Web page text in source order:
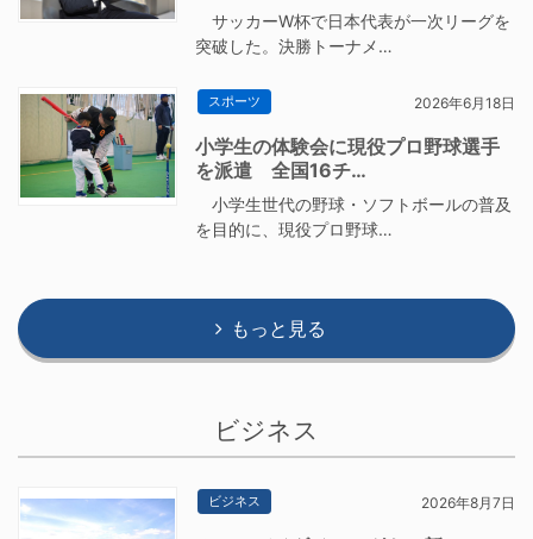
サッカーW杯で日本代表が一次リーグを
突破した。決勝トーナメ…
スポーツ 2026年6月18日
小学生の体験会に現役プロ野球選手
を派遣 全国16チ…
小学生世代の野球・ソフトボールの普及
を目的に、現役プロ野球…
もっと見る
ビジネス
ビジネス 2026年8月7日